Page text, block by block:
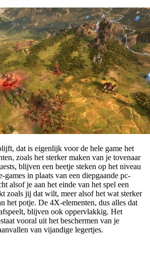
dat is eigenlijk voor de hele game het
zoals het sterker maken van je tovenaar
blijven een beetje steken op het niveau
games in plaats van een diepgaande pc-
alsof je aan het einde van het spel een
zoals jij dat wilt, meer alsof het wat sterker
het potje. De 4X-elementen, dus alles dat
blijven ook oppervlakkig. Het
vooral uit het beschermen van je
van vijandige legertjes.